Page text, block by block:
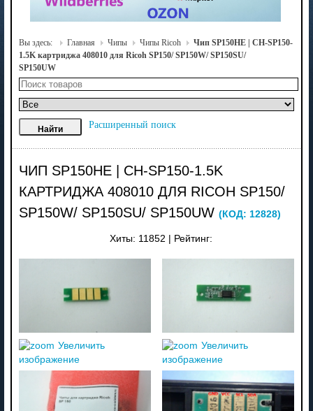
Вы здесь: Главная Чипы Чипы Ricoh
Чип SP150HE | CH-SP150-
1.5K картриджа 408010 для Ricoh SP150/ SP150W/ SP150SU/
SP150UW
Расширенный поиск
ЧИП SP150HE | CH-SP150-1.5K
КАРТРИДЖА 408010 ДЛЯ RICOH SP150/
SP150W/ SP150SU/ SP150UW (КОД: 12828)
Хиты: 11852 Рейтинг:
Увеличить
изображение
Увеличить
изображение